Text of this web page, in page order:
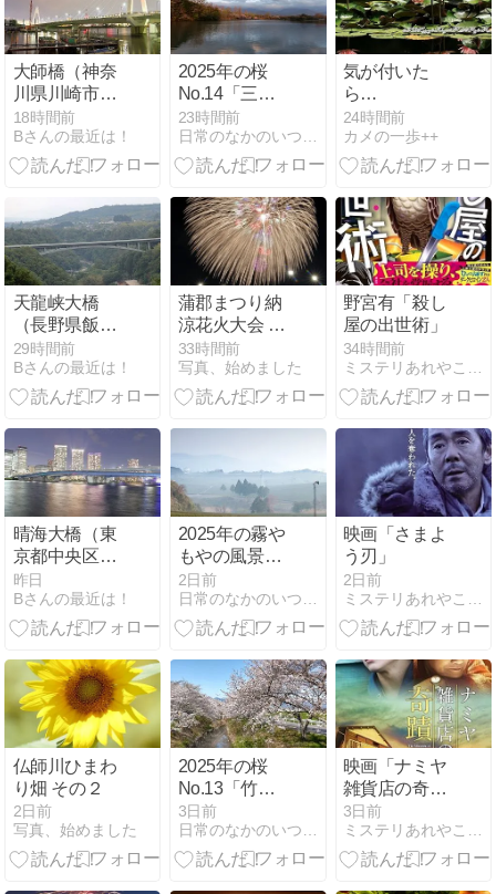
大師橋（神奈
川県川崎市川
崎区・東京都
大田区）
18時間前
Bさんの最近は！
2025年の桜
No.14「三重
県営 北勢中央
公園のしだれ
桜並木-1/4」|
市
23時間前
気が付いた
ら…
24時間前
カメの一歩++
天龍峡大橋
（長野県飯田
市）
29時間前
Bさんの最近は！
蒲郡まつり納
涼花火大会 そ
の５
33時間前
写真、始めました
野宮有「殺し
屋の出世術」
34時間前
晴海大橋（東
京都中央区ー
江東区）
昨日
Bさんの最近は！
2025年の霧や
もやの風景
No.6「中の山
パイロッ
ト-1/2」|三重
2日前
映画「さまよ
う刃」
2日前
仏師川ひまわ
り畑 その２
2日前
写真、始めました
2025年の桜
No.13「竹谷
川の桜並
木-2/2」|三重
県四日市市
3日前
日常のなかのいつもと違う景色を探して What's Next
映画「ナミヤ
雑貨店の奇
蹟」
3日前
ミステリあれやこれや